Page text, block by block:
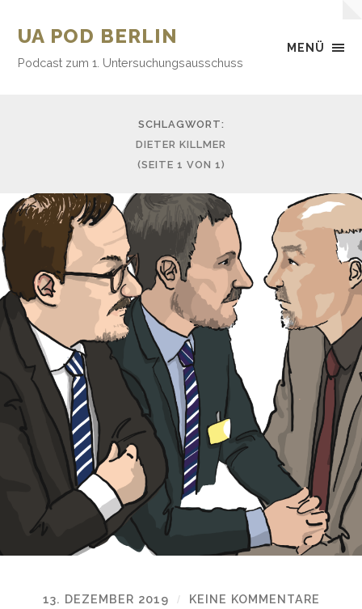
MENÜ
UA POD BERLIN
Podcast zum 1. Untersuchungsausschuss
SCHLAGWORT:
DIETER KILLMER
(SEITE 1 VON 1)
13. DEZEMBER 2019 / KEINE KOMMENTARE